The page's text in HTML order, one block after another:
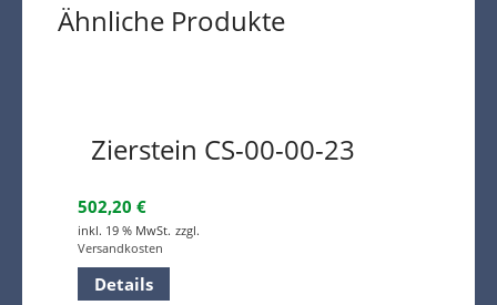
Ähnliche Produkte
Zierstein CS-00-00-23
502,20 €
inkl. 19 % MwSt. zzgl.
Versandkosten
Details